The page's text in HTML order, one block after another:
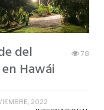
del
Hawái
78
2022